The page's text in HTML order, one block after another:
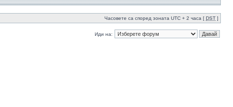
Часовете са според зоната UTC + 2 часа [ DST ]
Иди на: